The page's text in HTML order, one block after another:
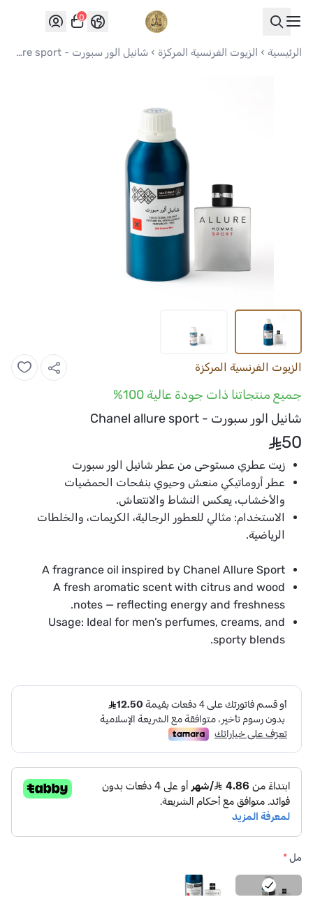
العواد للعود
0
الرئيسية الزيوت الفرنسية المركزة شانيل الور سبورت - Chanel allure sport
الزيوت الفرنسية المركزة
جميع منتجاتنا ذات جودة عالية 100%
شانيل الور سبورت - Chanel allure sport
50
زيت عطري مستوحى من عطر شانيل الور سبورت
عطر أروماتيكي منعش وحيوي بنفحات الحمضيات
والأخشاب، يعكس النشاط والانتعاش.
الاستخدام: مثالي للعطور الرجالية، الكريمات، والخلطات
الرياضية.
A fragrance oil inspired by Chanel Allure Sport
A fresh aromatic scent with citrus and wood
notes — reflecting energy and freshness.
Usage: Ideal for men’s perfumes, creams, and
sporty blends.
مل*